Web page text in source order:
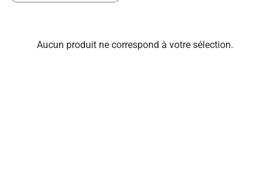
Aucun produit ne correspond à votre sélection.